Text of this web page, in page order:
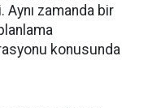
Aynı zamanda bir
konusunda